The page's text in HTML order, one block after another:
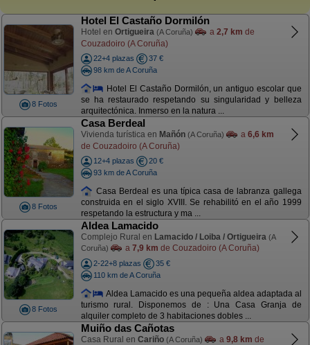
8 Fotos
Hotel El Castaño Dormilón
Hotel en Ortigueira (A Coruña) a 2,7 km de
Couzadoiro (A Coruña)
22+4 plazas
37 €
98 km de A Coruña
Hotel El Castaño Dormilón, un antiguo escolar que
se ha restaurado respetando su singularidad y belleza
arquitectónica. Inmerso en la natura ...
8 Fotos
Casa Berdeal
Vivienda turística en Mañón (A Coruña) a 6,6 km
de Couzadoiro (A Coruña)
12+4 plazas
20 €
93 km de A Coruña
Casa Berdeal es una típica casa de labranza gallega
construida en el siglo XVIII. Se rehabilitó en el año 1999
respetando la estructura y ma ...
8 Fotos
Aldea Lamacido
Complejo Rural en Lamacido / Loiba / Ortigueira (A
Coruña)
a 7,9 km de Couzadoiro (A Coruña)
2-22+8 plazas
35 €
110 km de A Coruña
Aldea Lamacido es una pequeña aldea adaptada al
turismo rural. Disponemos de : Una Casa Granja de
alquiler completo de 3 habitaciones dobles ...
Muiño das Cañotas
Casa Rural en Cariño (A Coruña) a 9,8 km de